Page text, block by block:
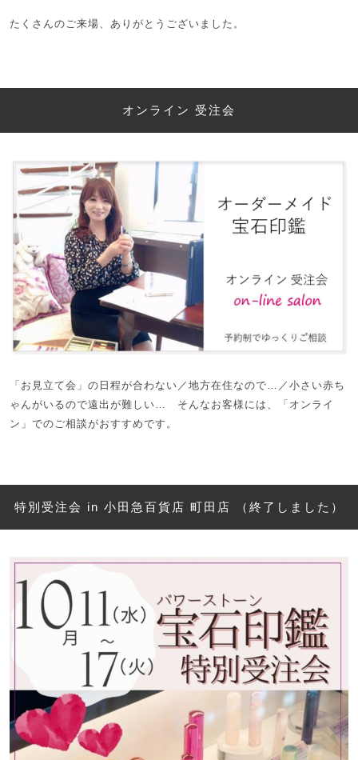
たくさんのご来場、ありがとうございました。
オンライン 受注会
「お見立て会」の日程が合わない／地方在住なので…／小さい赤ち
ゃんがいるので遠出が難しい… そんなお客様には、「オンライ
ン」でのご相談がおすすめです。
特別受注会 in 小田急百貨店 町田店 （終了しました）